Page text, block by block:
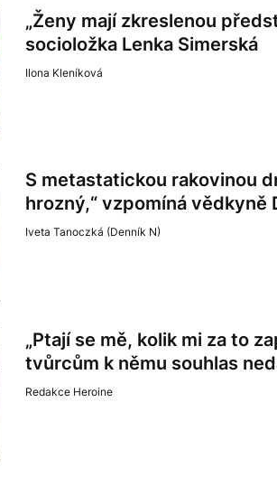
„Ženy mají zkreslenou
socioložka Lenka Simerská
Ilona Kleníková
S metastatickou rakovinou
hrozný,“ vzpomíná vědkyně
Iveta Tanoczká (Denník N)
„Ptají se mě, kolik mi za to
tvůrcům k němu souhlas
Redakce Heroine